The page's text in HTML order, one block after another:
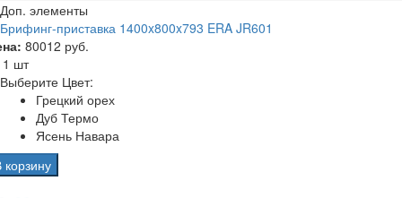
Доп. элементы
Брифинг-приставка 1400x800x793 ERA JR601
80012 руб.
1 шт
Выберите Цвет:
Грецкий орех
Дуб Термо
Ясень Навара
корзину